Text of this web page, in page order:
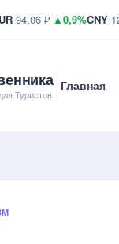
94,06 ₽ ▲0,9%CNY
Туристов
Главная